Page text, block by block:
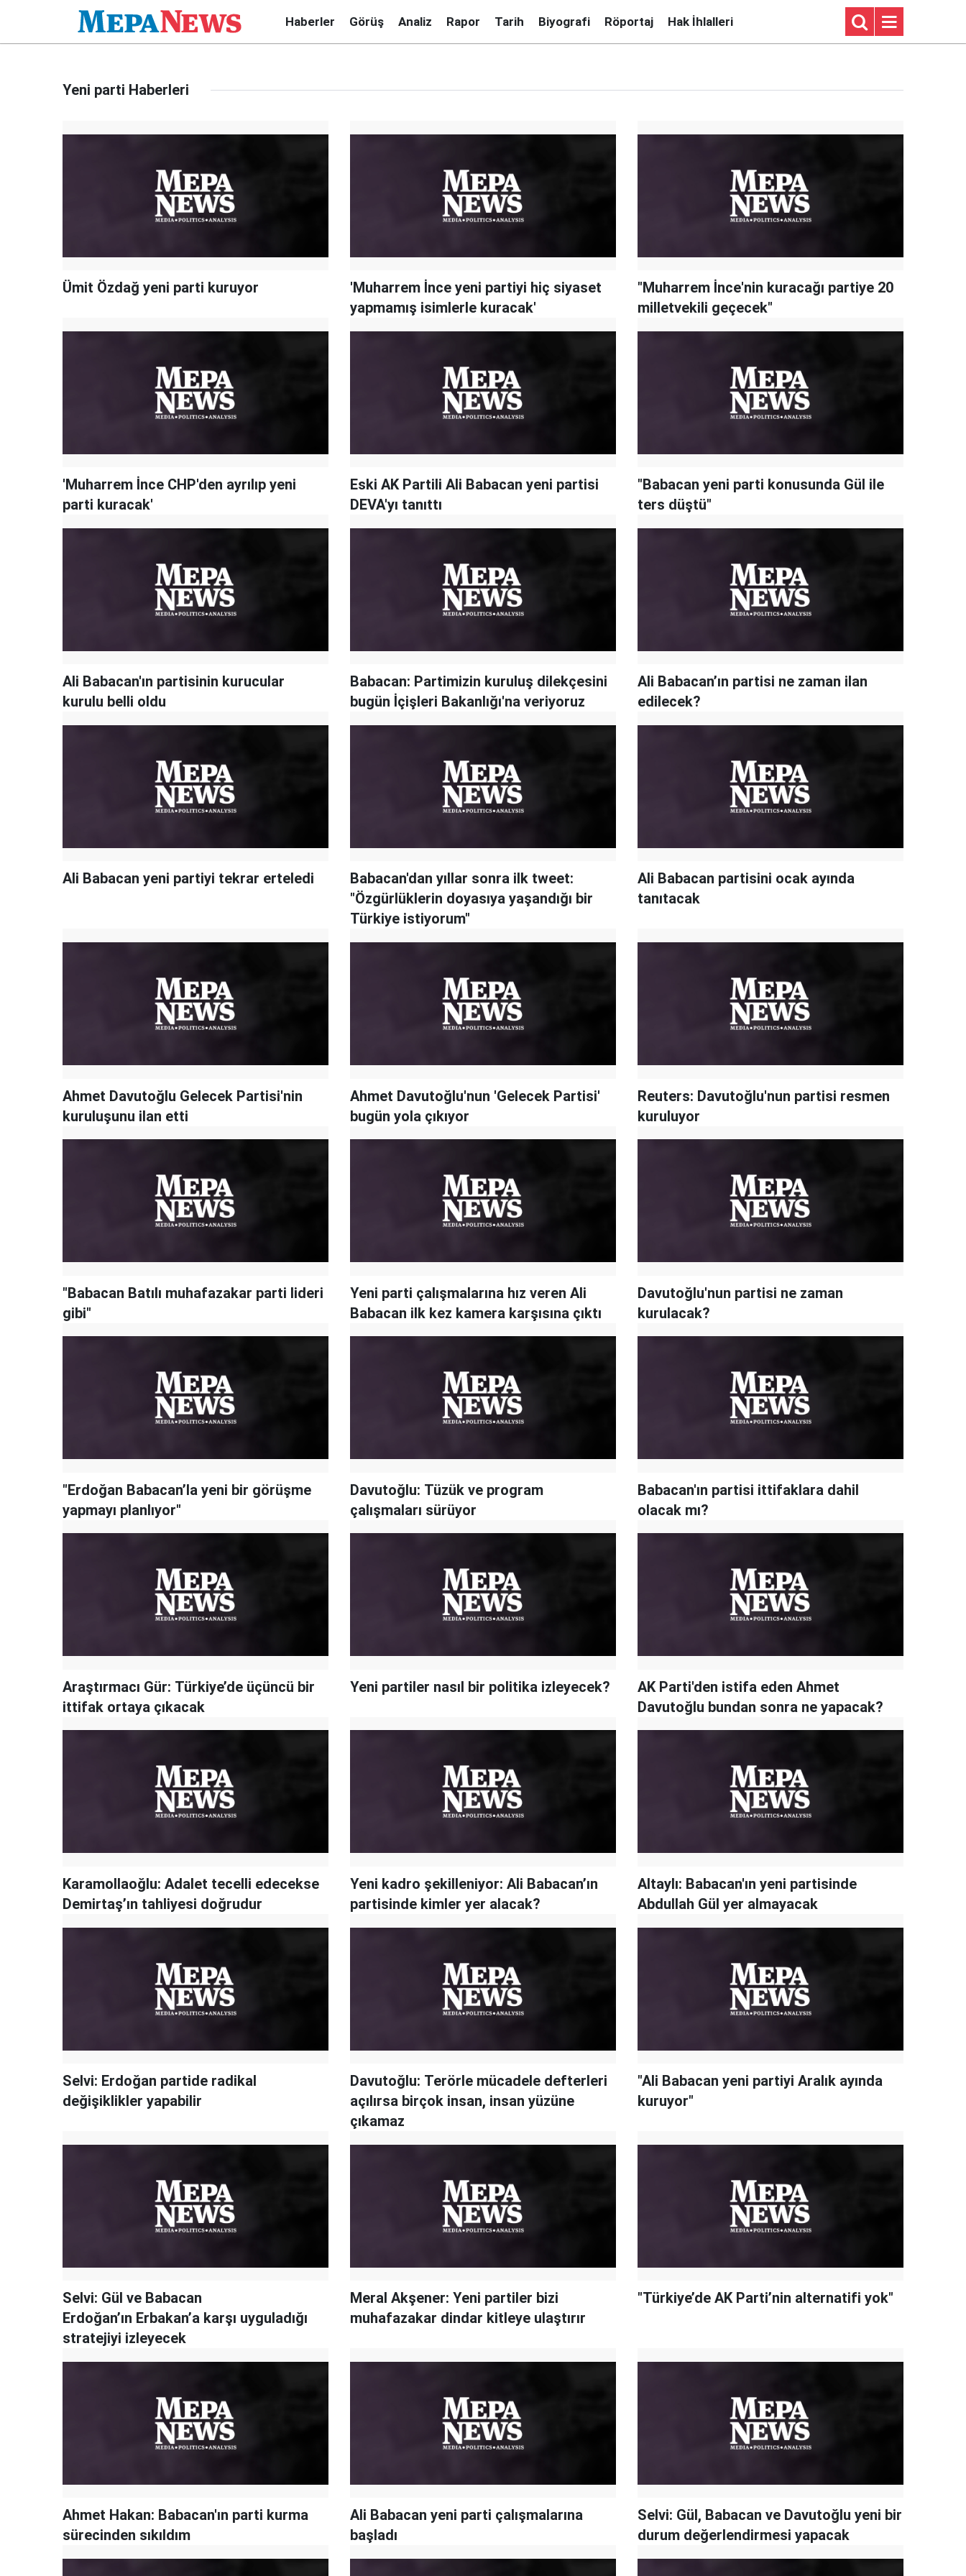
Haberler Görüş Analiz Rapor Tarih Biyografi Röportaj Hak İhlalleri
Yeni parti Haberleri
Ümit Özdağ yeni parti kuruyor
'Muharrem İnce yeni partiyi hiç siyaset
yapmamış isimlerle kuracak'
"Muharrem İnce'nin kuracağı partiye 20
milletvekili geçecek"
'Muharrem İnce CHP'den ayrılıp yeni
parti kuracak'
Eski AK Partili Ali Babacan yeni partisi
DEVA'yı tanıttı
"Babacan yeni parti konusunda Gül ile
ters düştü"
Ali Babacan'ın partisinin kurucular
kurulu belli oldu
Babacan: Partimizin kuruluş dilekçesini
bugün İçişleri Bakanlığı'na veriyoruz
Ali Babacan’ın partisi ne zaman ilan
edilecek?
Ali Babacan yeni partiyi tekrar erteledi
Babacan'dan yıllar sonra ilk tweet:
"Özgürlüklerin doyasıya yaşandığı bir
Türkiye istiyorum"
Ali Babacan partisini ocak ayında
tanıtacak
Ahmet Davutoğlu Gelecek Partisi'nin
kuruluşunu ilan etti
Ahmet Davutoğlu'nun 'Gelecek Partisi'
bugün yola çıkıyor
Reuters: Davutoğlu'nun partisi resmen
kuruluyor
"Babacan Batılı muhafazakar parti lideri
gibi"
Yeni parti çalışmalarına hız veren Ali
Babacan ilk kez kamera karşısına çıktı
Davutoğlu'nun partisi ne zaman
kurulacak?
"Erdoğan Babacan’la yeni bir görüşme
yapmayı planlıyor"
Davutoğlu: Tüzük ve program
çalışmaları sürüyor
Babacan'ın partisi ittifaklara dahil
olacak mı?
Araştırmacı Gür: Türkiye’de üçüncü bir
ittifak ortaya çıkacak
Yeni partiler nasıl bir politika izleyecek?
AK Parti'den istifa eden Ahmet
Davutoğlu bundan sonra ne yapacak?
Karamollaoğlu: Adalet tecelli edecekse
Demirtaş’ın tahliyesi doğrudur
Yeni kadro şekilleniyor: Ali Babacan’ın
partisinde kimler yer alacak?
Altaylı: Babacan'ın yeni partisinde
Abdullah Gül yer almayacak
Selvi: Erdoğan partide radikal
değişiklikler yapabilir
Davutoğlu: Terörle mücadele defterleri
açılırsa birçok insan, insan yüzüne
çıkamaz
"Ali Babacan yeni partiyi Aralık ayında
kuruyor"
Selvi: Gül ve Babacan
Erdoğan’ın Erbakan’a karşı uyguladığı
stratejiyi izleyecek
Meral Akşener: Yeni partiler bizi
muhafazakar dindar kitleye ulaştırır
"Türkiye’de AK Parti’nin alternatifi yok"
Ahmet Hakan: Babacan'ın parti kurma
sürecinden sıkıldım
Ali Babacan yeni parti çalışmalarına
başladı
Selvi: Gül, Babacan ve Davutoğlu yeni bir
durum değerlendirmesi yapacak